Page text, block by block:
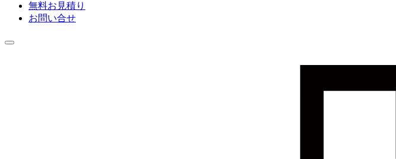
無料お見積り
お問い合せ